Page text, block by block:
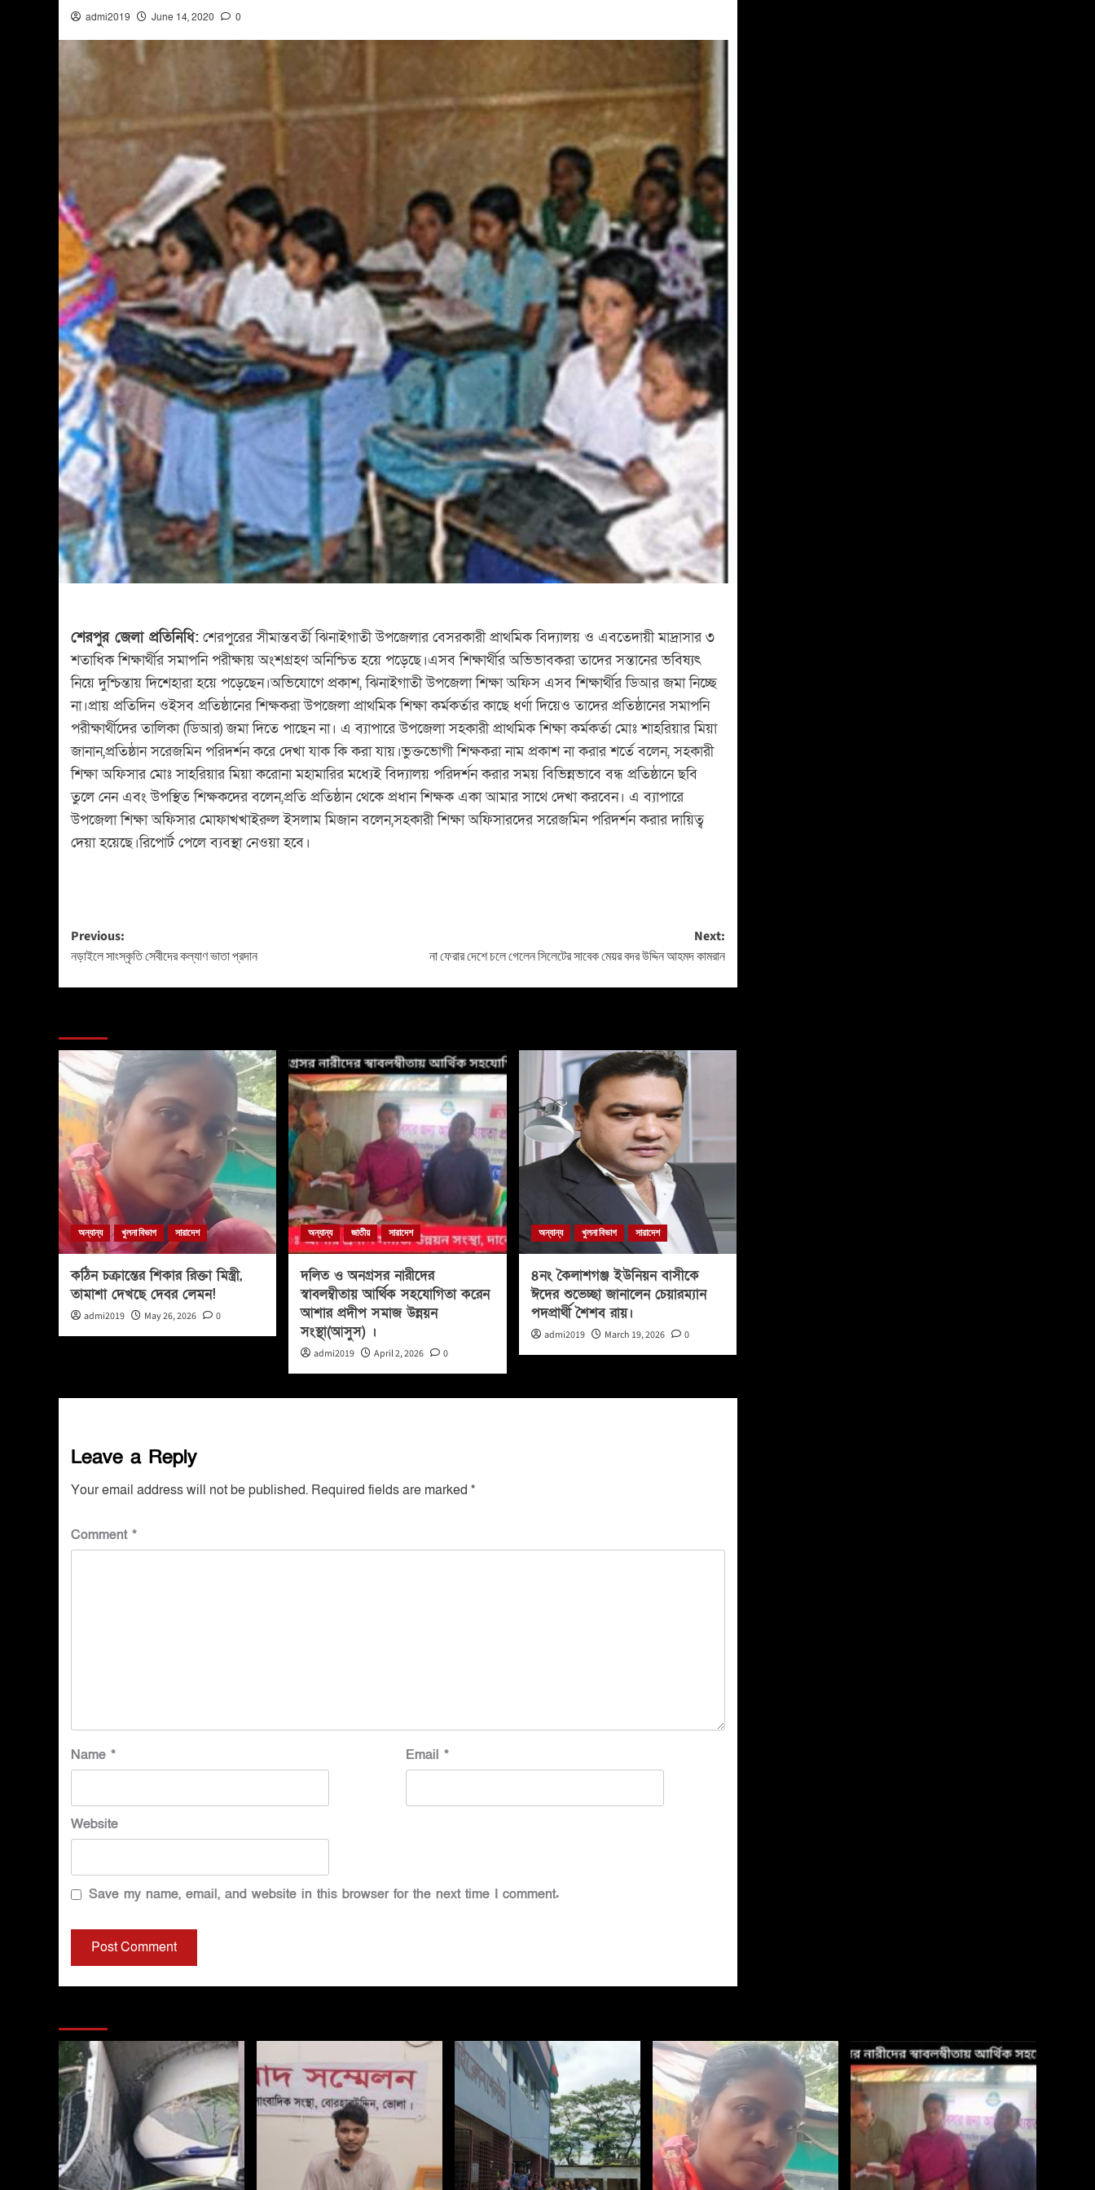
admi2019 June 14, 2020 0
শেরপুর জেলা প্রতিনিধি: শেরপুরের সীমান্তবর্তী ঝিনাইগাতী উপজেলার বেসরকারী প্রাথমিক বিদ্যালয় ও এবতেদায়ী মাদ্রাসার ৩
শতাধিক শিক্ষার্থীর সমাপনি পরীক্ষায় অংশগ্রহণ অনিশ্চিত হয়ে পড়েছে।এসব শিক্ষার্থীর অভিভাবকরা তাদের সন্তানের ভবিষ্যৎ
নিয়ে দুশ্চিন্তায় দিশেহারা হয়ে পড়েছেন।অভিযোগে প্রকাশ, ঝিনাইগাতী উপজেলা শিক্ষা অফিস এসব শিক্ষার্থীর ডিআর জমা নিচ্ছে
না।প্রায় প্রতিদিন ওইসব প্রতিষ্ঠানের শিক্ষকরা উপজেলা প্রাথমিক শিক্ষা কর্মকর্তার কাছে ধর্ণা দিয়েও তাদের প্রতিষ্ঠানের সমাপনি
পরীক্ষার্থীদের তালিকা (ডিআর) জমা দিতে পাছেন না। এ ব্যাপারে উপজেলা সহকারী প্রাথমিক শিক্ষা কর্মকর্তা মোঃ শাহরিয়ার মিয়া
জানান,প্রতিষ্ঠান সরেজমিন পরিদর্শন করে দেখা যাক কি করা যায়।ভুক্তভোগী শিক্ষকরা নাম প্রকাশ না করার শর্তে বলেন, সহকারী
শিক্ষা অফিসার মোঃ সাহরিয়ার মিয়া করোনা মহামারির মধ্যেই বিদ্যালয় পরিদর্শন করার সময় বিভিন্নভাবে বন্ধ প্রতিষ্ঠানে ছবি
তুলে নেন এবং উপস্থিত শিক্ষকদের বলেন,প্রতি প্রতিষ্ঠান থেকে প্রধান শিক্ষক একা আমার সাথে দেখা করবেন। এ ব্যাপারে
উপজেলা শিক্ষা অফিসার মোফাখখাইরুল ইসলাম মিজান বলেন,সহকারী শিক্ষা অফিসারদের সরেজমিন পরিদর্শন করার দায়িত্ব
দেয়া হয়েছে।রিপোর্ট পেলে ব্যবস্থা নেওয়া হবে।
Previous:
নড়াইলে সাংস্কৃতি সেবীদের কল্যাণ ভাতা প্রদান
Next:
না ফেরার দেশে চলে গেলেন সিলেটের সাবেক মেয়র বদর উদ্দিন আহমদ কামরান
অন্যান্য খুলনা বিভাগ সারাদেশ
কঠিন চক্রান্তের শিকার রিক্তা মিস্ত্রী,
তামাশা দেখছে দেবর লেমন!
admi2019 May 26, 2026 0
অন্যান্য জাতীয় সারাদেশ
দলিত ও অনগ্রসর নারীদের
স্বাবলম্বীতায় আর্থিক সহযোগিতা করেন
আশার প্রদীপ সমাজ উন্নয়ন
সংস্থা(আসুস) ।
admi2019 April 2, 2026 0
অন্যান্য খুলনা বিভাগ সারাদেশ
৪নং কৈলাশগঞ্জ ইউনিয়ন বাসীকে
ঈদের শুভেচ্ছা জানালেন চেয়ারম্যান
পদপ্রার্থী শৈশব রায়।
admi2019 March 19, 2026 0
Leave a Reply
Your email address will not be published. Required fields are marked *
Comment *
Name * Email*
Website
Save my name, email, and website in this browser for the next time I comment.